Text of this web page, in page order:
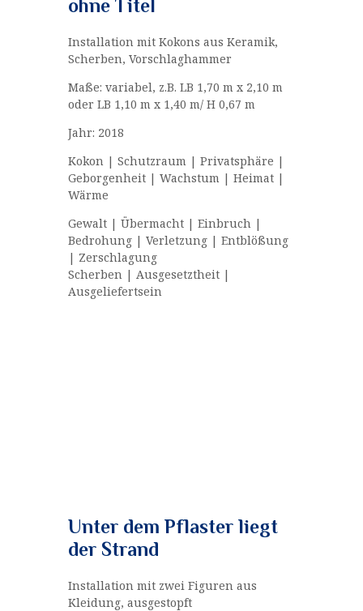
ohne Titel
Installation mit Kokons aus Keramik,
Scherben, Vorschlaghammer
Maße: variabel, z.B. LB 1,70 m x 2,10 m
oder LB 1,10 m x 1,40 m/ H 0,67 m
Jahr: 2018
Kokon | Schutzraum | Privatsphäre |
Geborgenheit | Wachstum | Heimat |
Wärme
Gewalt | Übermacht | Einbruch |
Bedrohung | Verletzung | Entblößung
| Zerschlagung
Scherben | Ausgesetztheit |
Ausgeliefertsein
Unter dem Pflaster liegt
der Strand
Installation mit zwei Figuren aus
Kleidung, ausgestopft